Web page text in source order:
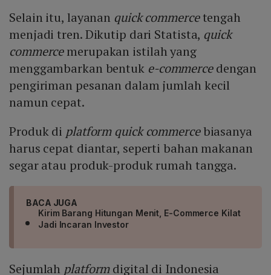
Selain itu, layanan quick commercetengah
menjadi tren. Dikutip dari Statista, quick
commercemerupakan istilah yang
menggambarkan bentuk e-commercedengan
pengiriman pesanan dalam jumlah kecil
namun cepat.
Produk di platform quick commercebiasanya
harus cepat diantar, seperti bahan makanan
segar atau produk-produk rumah tangga.
BACA JUGA
Kirim Barang Hitungan Menit, E-Commerce Kilat
Jadi Incaran Investor
Sejumlah platformdigital di Indonesia